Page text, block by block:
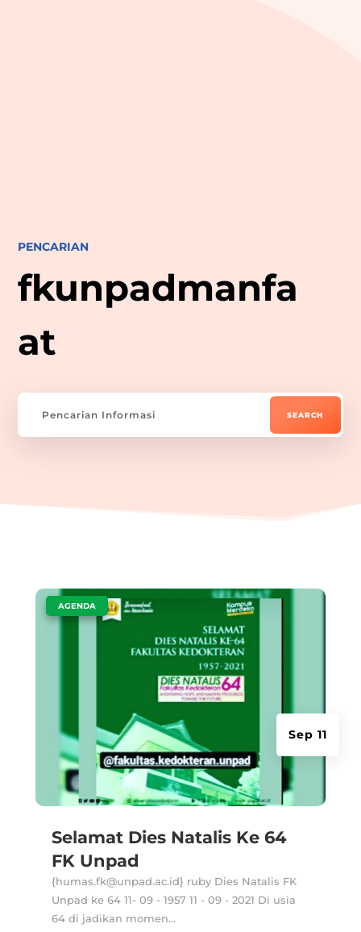
PENCARIAN
fkunpadmanfa
at
Selamat Dies Natalis Ke 64
FK Unpad
Sep 11
AGENDA
{humas.fk@unpad.ac.id} ruby Dies Natalis FK
Unpad ke 64 11- 09 - 1957 11 - 09 - 2021 Di usia
64 di jadikan momen...